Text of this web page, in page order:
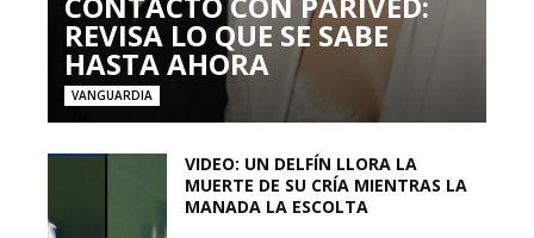
REVISA LO QUE SE SABE
HASTA AHORA
VANGUARDIA
VIDEO: UN DELFÍN LLORA LA
MUERTE DE SU CRÍA MIENTRAS LA
MANADA LA ESCOLTA